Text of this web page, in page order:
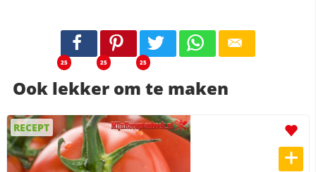
25 25 25
Ook lekker om te maken
RECEPT